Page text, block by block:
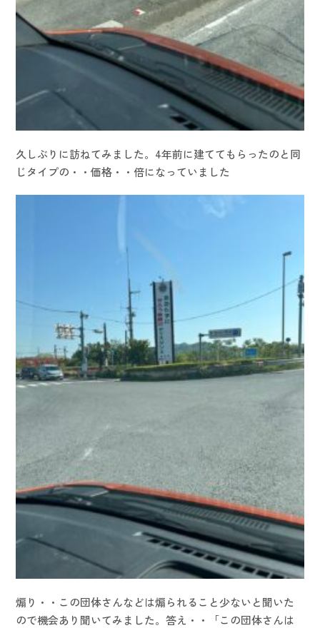
久しぶりに訪ねてみました。4年前に建ててもらったのと同
じタイプの・・価格・・倍になっていました
煽り・・この団体さんなどは煽られること少ないと聞いた
ので機会あり聞いてみました。答え・・「この団体さんは